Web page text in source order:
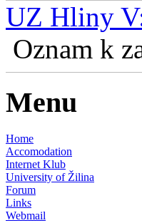
UZ Hliny
Oznam k
Menu
Home
Accomodation
Internet Klub
University of Žilina
Forum
Links
Webmail